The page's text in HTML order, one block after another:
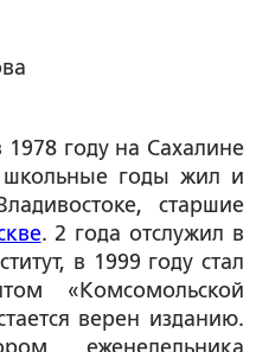
году на Сахалине
школьные годы жил и
старшие
. 2 года отслужил в
в 1999 году стал
«Комсомольской
верен изданию.
еженедельника